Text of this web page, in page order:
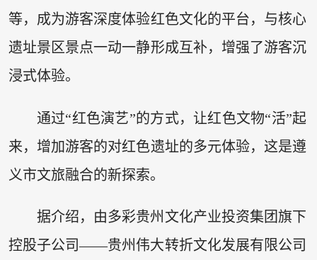
等，成为游客深度体验红色文化的平台，与核心
遗址景区景点一动一静形成互补，增强了游客沉
浸式体验。
通过“红色演艺”的方式，让红色文物“活”起
来，增加游客的对红色遗址的多元体验，这是遵
义市文旅融合的新探索。
据介绍，由多彩贵州文化产业投资集团旗下
控股子公司——贵州伟大转折文化发展有限公司